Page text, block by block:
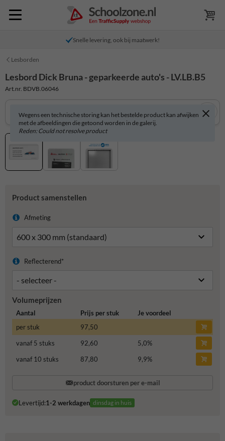
Snelle levering, ook bij maatwerk!
Lesborden
Lesbord Dick Bruna - geparkeerde auto's - LV.LB.B5
Art.nr. BDVB.06046
Wegens een technische storing kan het bestelde product kan afwijken
met de afbeeldingen die getoond worden in de galerij.
Reden: Could not resolve product
Product samenstellen
Afmeting
Reflecterend*
Volumeprijzen
Aantal Prijs per stuk
Je voordeel
per stuk
97,50
vanaf 5 stuks
92,60 5,0%
vanaf 10 stuks
87,80 9,9%
product doorsturen per e-mail
Levertijd:1-2 werkdagen dinsdag in huis